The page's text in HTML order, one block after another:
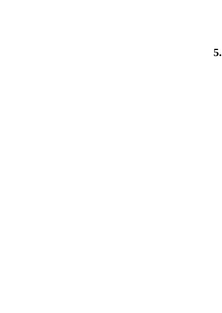
5.